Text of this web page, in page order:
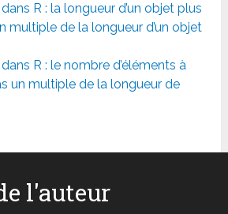
R : la longueur d’un objet plus
multiple de la longueur d’un objet
R : le nombre d’éléments à
un multiple de la longueur de
l'auteur